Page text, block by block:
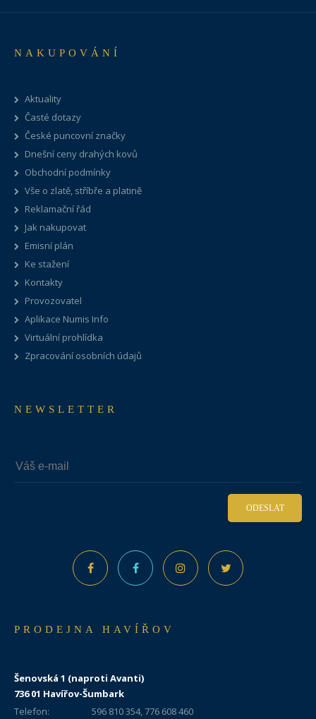
NAKUPOVÁNÍ
Aktuality
Časté dotazy
České puncovní značky
Dnešní ceny drahých kovů
Obchodní podmínky
Vše o zlatě, stříbře a platině
Reklamační řád
Jak nakupovat
Emisní plán
Ke stažení
Kontakty
Provozovatel
Aplikace Numis Info
Virtuální prohlídka
Zpracování osobních údajů
NEWSLETTER
ODESLAT
PRODEJNA HAVÍŘOV
Šenovská 1 (naproti Avanti)
736 01 Havířov-Šumbark
Telefon:
596 810 354, 776 608 460